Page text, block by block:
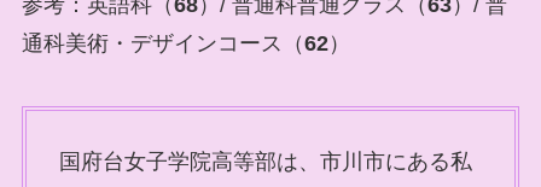
通科美術・デザインコース（62）
国府台女子学院高等部は、市川市にある私